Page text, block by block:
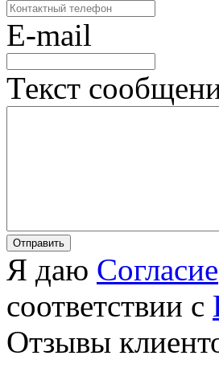
E-mail
Текст
Я даю Согласие
соответствии с
Отзывы